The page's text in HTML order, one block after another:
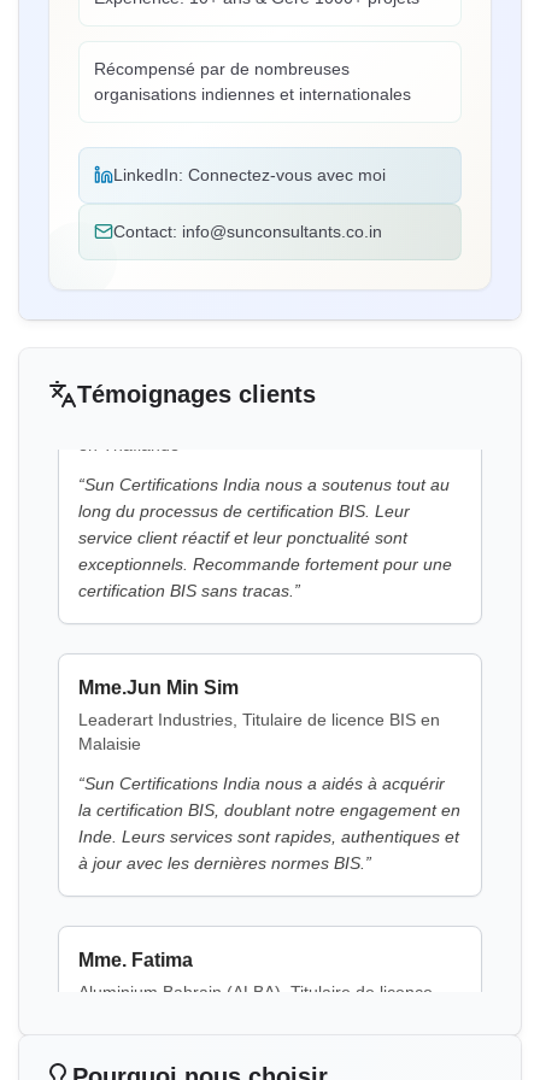
Récompensé par de nombreuses
organisations indiennes et internationales
LinkedIn: Connectez-vous avec moi
Contact: info@sunconsultants.co.in
Témoignages clients
Mme.Eliyawati
PT Quty Karunia, Titulaire de licence BIS au
Vietnam
“Sun Certifications India a fourni d'excellents
services de certification BIS. Leur service inégalé
et leur sincérité ont gagné notre confiance. L'un
des meilleurs consultants BIS en Inde !
Mme.Belle
exceptionnels. Recommande fortement pour une
certification BIS sans tracas.”
Mme.Jun Min Sim
Leaderart Industries, Titulaire de licence BIS en
Malaisie
“ Sun Certifications India nous a aidés à acquérir
la certification BIS, doublant notre engagement en
à jour avec les dernières normes BIS. ”
Mme. Fatima
Aluminium Bahrain (ALBA), Titulaire de licence
BIS au Bahreïn
“Excellent support de certification BIS, consultants